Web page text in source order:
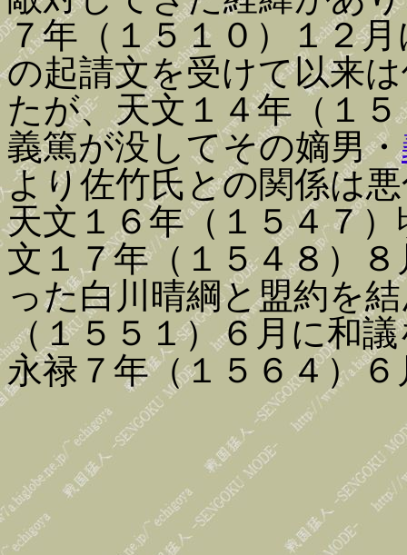
７年（１５１０）１２
の起請文を受けて以来
たが、天文１４年（１
義篤が没してその嫡男・
より佐竹氏との関係は
天文１６年（１５４７
文１７年（１５４８）
った白川晴綱と盟約を
（１５５１）６月に和
永禄７年（１５６４）